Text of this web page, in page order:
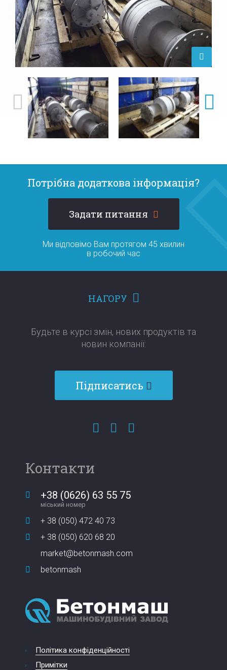
Потрібна додаткова інформація?
Задати питання
Ми відповімо Вам протягом 45 хвилин
в робочий час
Політика конфіденційності
Примітки
НАГОРУ
Будьте в курсі змін, нових продуктів та
новин компанії:​​​​​​​
Підписатись
Контакти
+38 (0626) 63 55 75
міський номер
+ 38 (050) 472 40 73
+ 38 (050) 620 68 20
market@betonmash.com
betonmash